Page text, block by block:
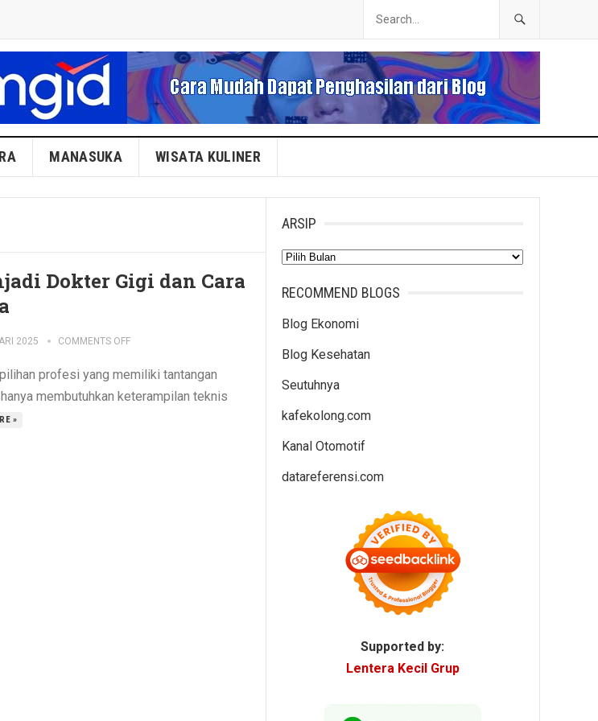
MANASUKA WISATA KULINER
Dokter Gigi dan Cara
2025 COMMENTS OFF
profesi yang memiliki tantangan
membutuhkan keterampilan teknis
»
ARSIP
Arsip
RECOMMEND BLOGS
Blog Ekonomi
Blog Kesehatan
Seutuhnya
kafekolong.com
Kanal Otomotif
datareferensi.com
Supported by:
Lentera Kecil Grup